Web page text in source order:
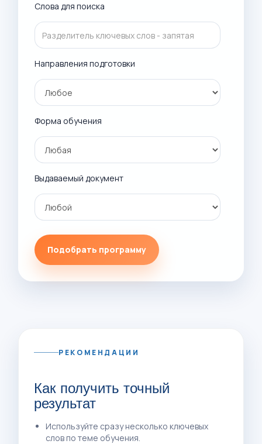
Слова для поиска
Направления подготовки
Форма обучения
Выдаваемый документ
РЕКОМЕНДАЦИИ
Как получить точный
результат
Используйте сразу несколько ключевых
слов по теме обучения.